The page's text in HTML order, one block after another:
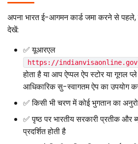
अपना भारत ई-आगमन कार्ड जमा करने से
देखें:
✅ यूआरएल
https://
होता है या आप ऐप्पल ऐप स्टोर या गूगल
आधिकारिक सु-स्वागतम ऐप का उपयोग
✅ किसी भी चरण में कोई भुगतान का
✅ पृष्ठ पर भारतीय सरकारी प्रतीक और
प्रदर्शित होती है